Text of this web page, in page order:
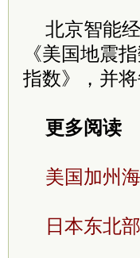
北京智能
《美国地震
指数》，并
更多阅读
美国加州
日本东北